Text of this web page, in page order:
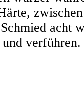
acht